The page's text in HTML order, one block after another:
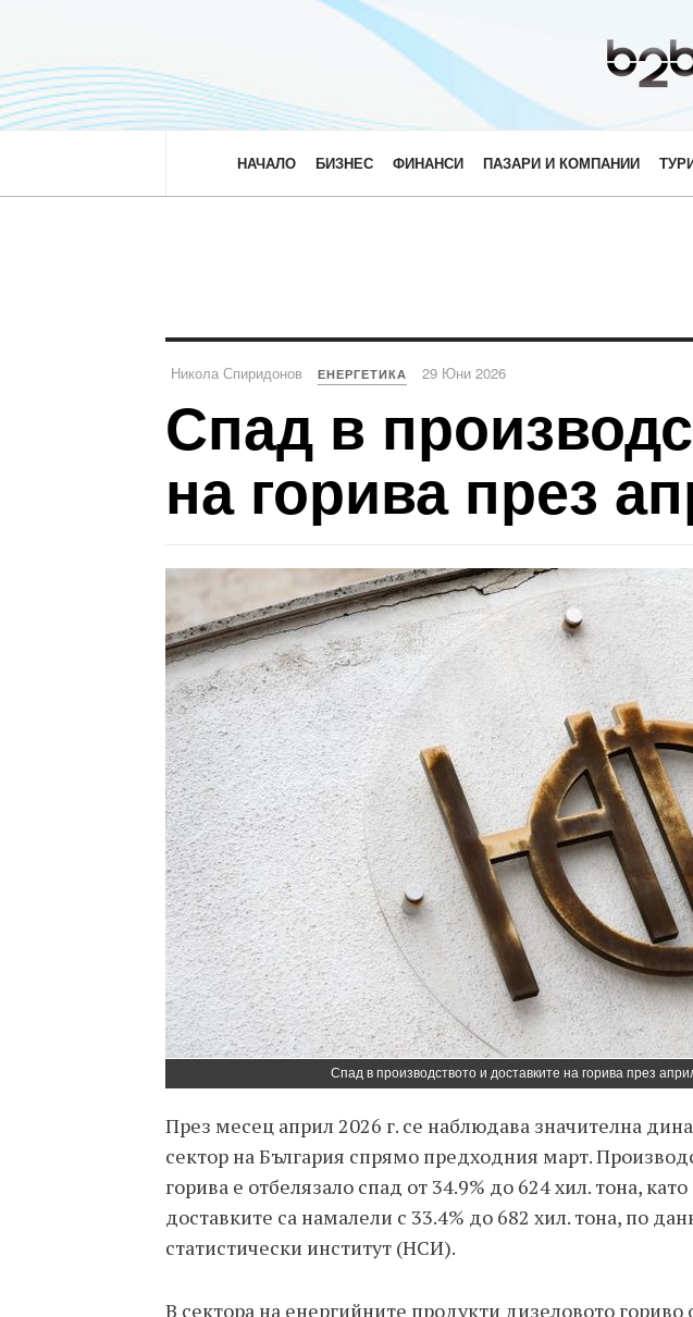
НАЧАЛО БИЗНЕС ФИНАНСИ ПАЗАРИ И КОМПАНИИ
Никола Спиридонов ЕНЕРГЕТИКА 29 Юни 2026
Спад в
на горива през
Спад в производството и доставките на горива през
През месец април 2026 г. се наблюдава значителна
сектор на България спрямо предходния март.
горива е отбелязало спад от 34.9% до 624 хил. тона,
доставките са намалели с 33.4% до 682 хил. тона, по
статистически институт (НСИ).
В сектора на енергийните продукти дизеловото гориво